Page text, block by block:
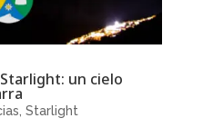
un cielo
Starlight